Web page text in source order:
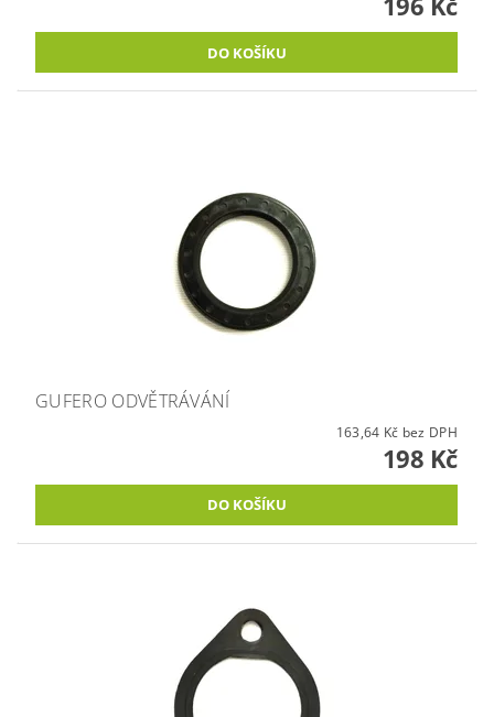
GUFERO ODVĚTRÁVÁNÍ
163,64 Kč bez DPH
198 Kč